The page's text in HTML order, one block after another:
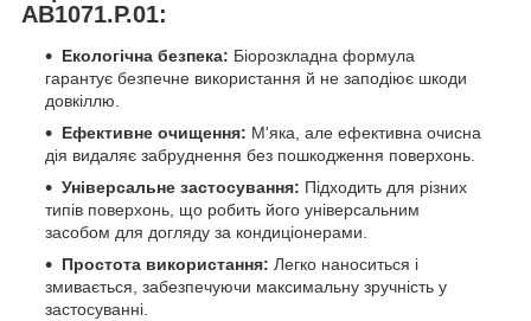
AB1071.P.01:
Екологічна безпека: Біорозкладна формула
гарантує безпечне використання й не заподіює шкоди
довкіллю.
Ефективне очищення: М'яка, але ефективна очисна
дія видаляє забруднення без пошкодження поверхонь.
Універсальне застосування: Підходить для різних
типів поверхонь, що робить його універсальним
засобом для догляду за кондиціонерами.
Простота використання: Легко наноситься і
змивається, забезпечуючи максимальну зручність у
застосуванні.